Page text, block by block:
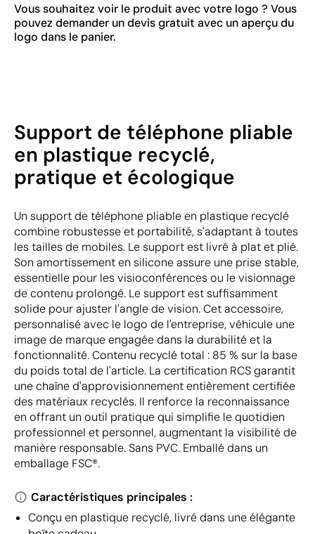
Vous souhaitez voir le produit avec votre logo ? Vous
pouvez demander un devis gratuit avec un aperçu du
logo dans le panier.
Support de téléphone pliable
en plastique recyclé,
pratique et écologique
Un support de téléphone pliable en plastique recyclé
combine robustesse et portabilité, s'adaptant à toutes
les tailles de mobiles. Le support est livré à plat et plié.
Son amortissement en silicone assure une prise stable,
essentielle pour les visioconférences ou le visionnage
de contenu prolongé. Le support est suffisamment
solide pour ajuster l'angle de vision. Cet accessoire,
personnalisé avec le logo de l'entreprise, véhicule une
image de marque engagée dans la durabilité et la
fonctionnalité. Contenu recyclé total : 85 % sur la base
du poids total de l'article. La certification RCS garantit
une chaîne d'approvisionnement entièrement certifiée
des matériaux recyclés. Il renforce la reconnaissance
en offrant un outil pratique qui simplifie le quotidien
professionnel et personnel, augmentant la visibilité de
manière responsable. Sans PVC. Emballé dans un
emballage FSC®.
Caractéristiques principales :
Conçu en plastique recyclé, livré dans une élégante